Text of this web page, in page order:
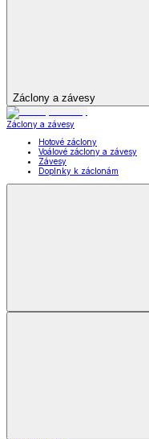
Záclony a závesy
Záclony a závesy
Hotové záclony
Voálové záclony a závesy
Závesy
Doplnky k záclonám